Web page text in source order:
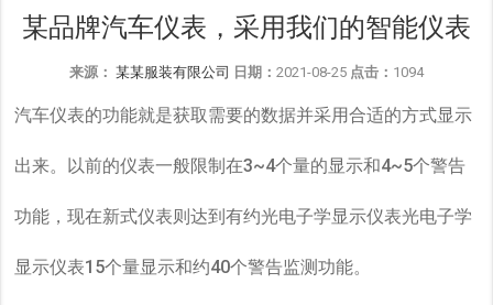
某品牌汽车仪表，采用我们的智能仪表
来源： 某某服装有限公司 日期： 2021-08-25 点击： 1094
汽车仪表的功能就是获取需要的数据并采用合适的方式显示
出来。以前的仪表一般限制在3~4个量的显示和4~5个警告
功能，现在新式仪表则达到有约光电子学显示仪表光电子学
显示仪表15个量显示和约40个警告监测功能。